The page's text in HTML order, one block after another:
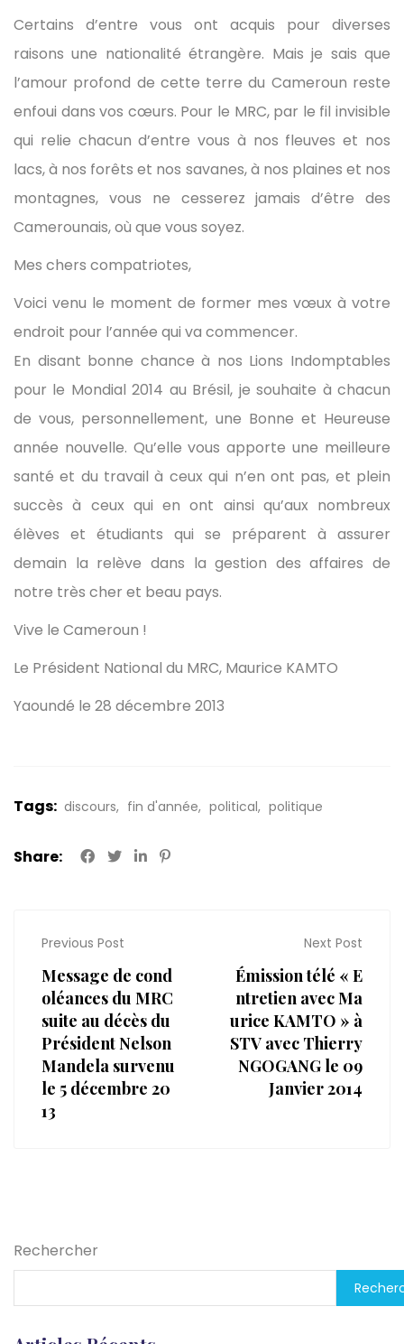
Certains d’entre vous ont acquis pour diverses
raisons une nationalité étrangère. Mais je sais que
l’amour profond de cette terre du Cameroun reste
enfoui dans vos cœurs. Pour le MRC, par le fil invisible
qui relie chacun d’entre vous à nos fleuves et nos
lacs, à nos forêts et nos savanes, à nos plaines et nos
montagnes, vous ne cesserez jamais d’être des
Camerounais, où que vous soyez.
Mes chers compatriotes,
Voici venu le moment de former mes vœux à votre
endroit pour l’année qui va commencer.
En disant bonne chance à nos Lions Indomptables
pour le Mondial 2014 au Brésil, je souhaite à chacun
de vous, personnellement, une Bonne et Heureuse
année nouvelle. Qu’elle vous apporte une meilleure
santé et du travail à ceux qui n’en ont pas, et plein
succès à ceux qui en ont ainsi qu’aux nombreux
élèves et étudiants qui se préparent à assurer
demain la relève dans la gestion des affaires de
notre très cher et beau pays.
Vive le Cameroun !
Le Président National du MRC, Maurice KAMTO
Yaoundé le 28 décembre 2013
Tags: discours fin d'année political politique
Share:
Previous Post
Message de cond
oléances du MRC
suite au décès du
Président Nelson
Mandela survenu
le 5 décembre 20
13
Next Post
Émission télé « E
ntretien avec Ma
urice KAMTO » à
STV avec Thierry
NGOGANG le 09
Janvier 2014
Rechercher